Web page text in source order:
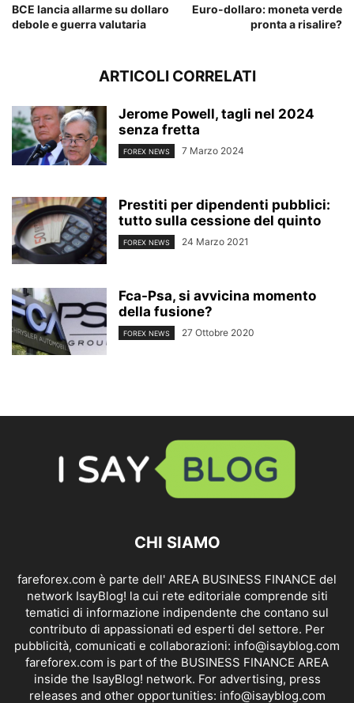
BCE lancia allarme su dollaro
debole e guerra valutaria
Euro-dollaro: moneta verde
pronta a risalire?
ARTICOLI CORRELATI
Jerome Powell, tagli nel 2024
senza fretta
FOREX NEWS 7 Marzo 2024
Prestiti per dipendenti pubblici:
tutto sulla cessione del quinto
FOREX NEWS 24 Marzo 2021
Fca-Psa, si avvicina momento
della fusione?
FOREX NEWS 27 Ottobre 2020
CHI SIAMO
fareforex.com è parte dell' AREA BUSINESS FINANCE del
network IsayBlog! la cui rete editoriale comprende siti
tematici di informazione indipendente che contano sul
contributo di appassionati ed esperti del settore. Per
pubblicità, comunicati e collaborazioni: info@isayblog.com
fareforex.com is part of the BUSINESS FINANCE AREA
inside the IsayBlog! network. For advertising, press
releases and other opportunities: info@isayblog.com